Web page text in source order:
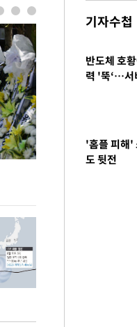
이번주 국회에는 무
기자수첩
반도체 호
력 '뚝‘…서
'홈플 피해'
도 뒷전